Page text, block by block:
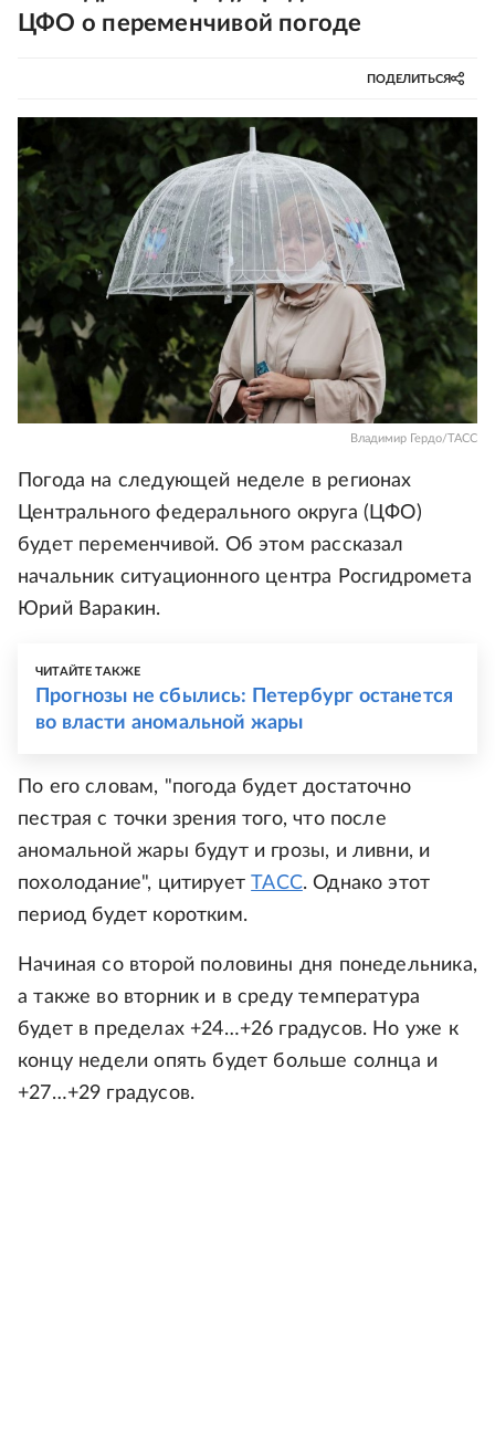
ЦФО о переменчивой погоде
ПОДЕЛИТЬСЯ
Владимир Гердо/ТАСС
Погода на следующей неделе в регионах
Центрального федерального округа (ЦФО)
будет переменчивой. Об этом рассказал
начальник ситуационного центра Росгидромета
Юрий Варакин.
ЧИТАЙТЕ ТАКЖЕ
Прогнозы не сбылись: Петербург останется
во власти аномальной жары
По его словам, "погода будет достаточно
пестрая с точки зрения того, что после
аномальной жары будут и грозы, и ливни, и
похолодание", цитирует
ТАСС. Однако этот
период будет коротким.
Начиная со второй половины дня понедельника,
а также во вторник и в среду температура
будет в пределах +24…+26 градусов. Но уже к
концу недели опять будет больше солнца и
+27…+29 градусов.